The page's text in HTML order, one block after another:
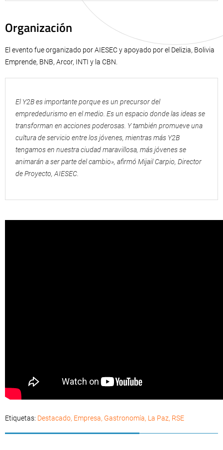
Organización
El evento fue organizado por AIESEC y apoyado por el Delizia, Bolivia
Emprende, BNB, Arcor, INTI y la CBN.
El Y2B es importante porque es un precursor del
emprededurismo en el medio. Es un espacio donde las ideas se
transforman en acciones poderosas. Y también promueve una
cultura de servicio entre los jóvenes, mientras más Y2B
tengamos en nuestra ciudad maravillosa, más jóvenes se
animarán a ser parte del cambio», afirmó Mijail Carpio, Director
de Proyecto, AIESEC.
Etiquetas: Destacado, Empresa, Gastronomía, La Paz, RSE